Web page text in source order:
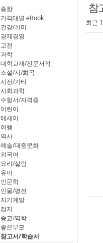
종합
가격대별 eBook
건강/취미
경제경영
고전
과학
대학교재/전문서적
소설/시/희곡
사전/기타
사회과학
수험서/자격증
어린이
에세이
여행
역사
예술/대중문화
외국어
요리/살림
유아
인문학
인물/평전
자기계발
잡지
종교/역학
좋은부모
참고서/학습서
참
최근